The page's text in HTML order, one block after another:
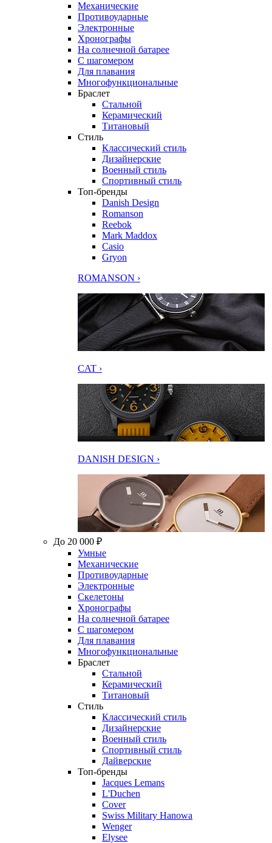
Механические
Противоударные
Электронные
Хронографы
На солнечной батарее
С шагомером
Для плавания
Многофункциональные
Браслет
Стальной
Керамический
Титановый
Стиль
Классический стиль
Дизайнерские
Военный стиль
Спортивный стиль
Топ-бренды
Danish Design
Romanson
Reebok
Mark Maddox
Casio
Gryon
ROMANSON ›
CAT ›
DANISH DESIGN ›
До 20 000 ₽
Умные
Механические
Противоударные
Электронные
Скелетоны
Хронографы
На солнечной батарее
С шагомером
Для плавания
Многофункциональные
Браслет
Стальной
Керамический
Титановый
Стиль
Классический стиль
Дизайнерские
Военный стиль
Спортивный стиль
Дайверские
Топ-бренды
Jacques Lemans
L'Duchen
Cover
Swiss Military Hanowa
Wenger
Elysee